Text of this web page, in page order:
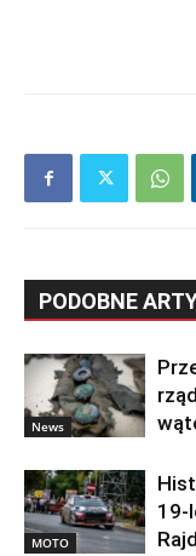
PODOBNE
News
MOTO
19-